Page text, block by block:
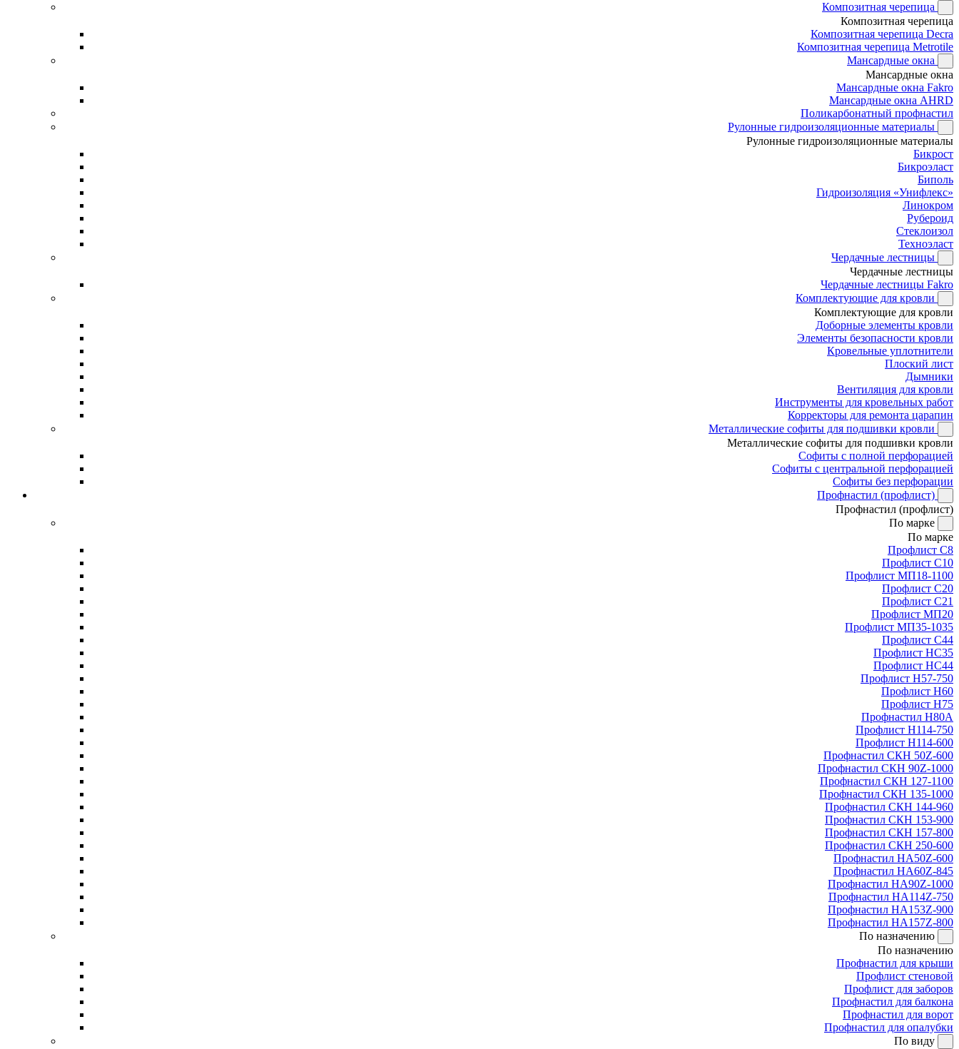
Композитная черепица
Композитная черепица
Композитная черепица Decra
Композитная черепица Metrotile
Мансардные окна
Мансардные окна
Мансардные окна Fakro
Мансардные окна AHRD
Поликарбонатный профнастил
Рулонные гидроизоляционные материалы
Рулонные гидроизоляционные материалы
Бикрост
Бикроэласт
Биполь
Гидроизоляция «Унифлекс»
Линокром
Рубероид
Стеклоизол
Техноэласт
Чердачные лестницы
Чердачные лестницы
Чердачные лестницы Fakro
Комплектующие для кровли
Комплектующие для кровли
Доборные элементы кровли
Элементы безопасности кровли
Кровельные уплотнители
Плоский лист
Дымники
Вентиляция для кровли
Инструменты для кровельных работ
Корректоры для ремонта царапин
Металлические софиты для подшивки кровли
Металлические софиты для подшивки кровли
Софиты с полной перфорацией
Софиты с центральной перфорацией
Софиты без перфорации
Профнастил (профлист)
Профнастил (профлист)
По марке
По марке
Профлист С8
Профлист С10
Профлист МП18-1100
Профлист С20
Профлист С21
Профлист МП20
Профлист МП35-1035
Профлист С44
Профлист НС35
Профлист НС44
Профлист Н57-750
Профлист Н60
Профлист Н75
Профнастил Н80А
Профлист Н114-750
Профлист Н114-600
Профнастил СКН 50Z-600
Профнастил СКН 90Z-1000
Профнастил СКН 127-1100
Профнастил СКН 135-1000
Профнастил СКН 144-960
Профнастил СКН 153-900
Профнастил СКН 157-800
Профнастил СКН 250-600
Профнастил НА50Z-600
Профнастил НА60Z-845
Профнастил НА90Z-1000
Профнастил НА114Z-750
Профнастил НА153Z-900
Профнастил НА157Z-800
По назначению
По назначению
Профнастил для крыши
Профлист стеновой
Профлист для заборов
Профнастил для балкона
Профнастил для ворот
Профнастил для опалубки
По виду